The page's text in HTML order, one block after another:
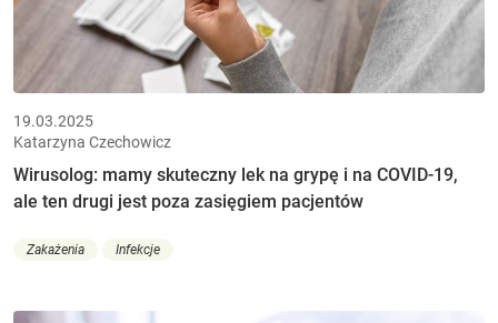
19.03.2025
Katarzyna Czechowicz
Wirusolog: mamy skuteczny lek na grypę i na COVID-19,
ale ten drugi jest poza zasięgiem pacjentów
Zakażenia Infekcje